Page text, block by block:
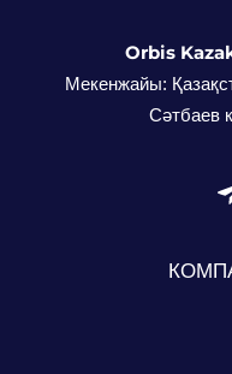
Orbis
Мекенжайы:
Сәтбаев